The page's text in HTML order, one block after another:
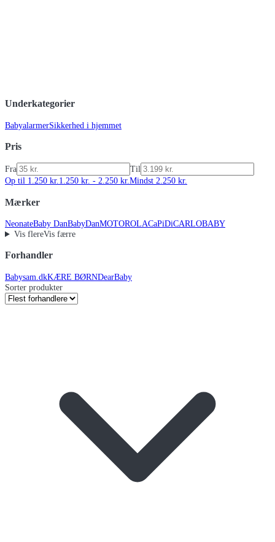
Underkategorier
BabyalarmerSikkerhed i hjemmet
Pris
Fra
Til
Op til 1.250 kr.1.250 kr. - 2.250 kr.Mindst 2.250 kr.
Mærker
NeonateBaby DanBabyDanMOTOROLACaPiDiCARLOBABY
Vis flereVis færre
Forhandler
Babysam.dkKÆRE BØRNDearBaby
Sorter produkter